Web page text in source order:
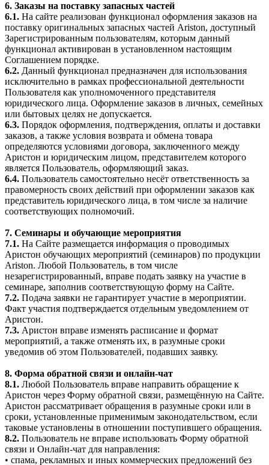
6. Заказы на поставку запасных частей
6.1. На сайте реализован функционал оформления заказов на
поставку оригинальных запасных частей Ariston, доступный
Зарегистрированным пользователям, которым данный
функционал активирован в установленном настоящим
Соглашением порядке.
6.2. Данный функционал предназначен для использования
исключительно в рамках профессиональной деятельности
Пользователя как уполномоченного представителя
юридического лица. Оформление заказов в личных, семейных
или бытовых целях не допускается.
6.3. Порядок оформления, подтверждения, оплаты и доставки
заказов, а также условия возврата и обмена товара
определяются условиями договора, заключенного между
Аристон и юридическим лицом, представителем которого
является Пользователь, оформляющий заказ.
6.4. Пользователь самостоятельно несёт ответственность за
правомерность своих действий при оформлении заказов как
представитель юридического лица, в том числе за наличие
соответствующих полномочий.
7. Семинары и обучающие мероприятия
7.1. На Сайте размещается информация о проводимых
Аристон обучающих мероприятий (семинаров) по продукции
Ariston. Любой Пользователь, в том числе
незарегистрированный, вправе подать заявку на участие в
семинаре, заполнив соответствующую форму на Сайте.
7.2. Подача заявки не гарантирует участие в мероприятии.
Факт участия подтверждается отдельным уведомлением от
Аристон.
7.3. Аристон вправе изменять расписание и формат
мероприятий, а также отменять их, в разумные сроки
уведомив об этом Пользователей, подавших заявку.
8. Форма обратной связи и онлайн-чат
8.1. Любой Пользователь вправе направить обращение к
Аристон через Форму обратной связи, размещённую на Сайте.
Аристон рассматривает обращения в разумные сроки или в
сроки, установленные применимым законодательством, если
таковые установлены в отношении поступившего обращения.
8.2. Пользователь не вправе использовать Форму обратной
связи и Онлайн-чат для направления:
• спама, рекламных и иных коммерческих предложений без